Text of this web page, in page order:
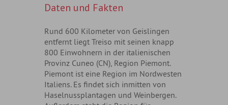
Daten und Fakten
Rund 600 Kilometer von Geislingen
entfernt liegt Treiso mit seinen knapp
800 Einwohnern in der italienischen
Provinz Cuneo (CN), Region Piemont.
Piemont ist eine Region im Nordwesten
Italiens. Es findet sich inmitten von
Haselnussplantagen und Weinbergen.